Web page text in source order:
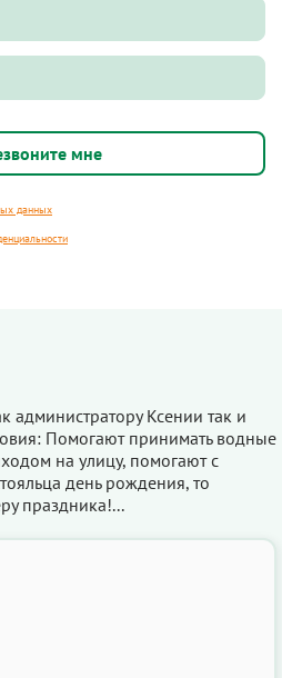
данных
администратору Ксении так и
Помогают принимать водные
на улицу, помогают с
день рождения, то
праздника!...